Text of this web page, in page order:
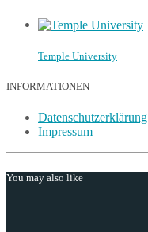
Temple University
INFORMATIONEN
Datenschutzerklärung
Impressum
You may also like